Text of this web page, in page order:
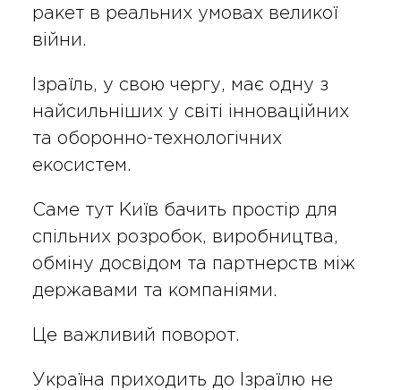
ракет в реальних умовах великої
війни.
Ізраїль, у свою чергу, має одну з
найсильніших у світі інноваційних
та оборонно-технологічних
екосистем.
Саме тут Київ бачить простір для
спільних розробок, виробництва,
обміну досвідом та партнерств між
державами та компаніями.
Це важливий поворот.
Україна приходить до Ізраїлю не